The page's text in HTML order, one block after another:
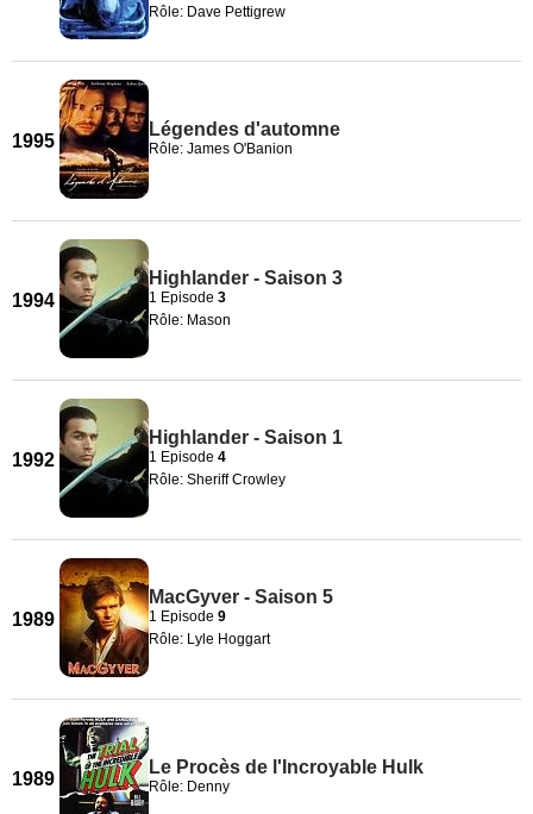
Rôle: Dave Pettigrew
1995
Légendes d'automne
Rôle: James O'Banion
1994
Highlander - Saison 3
1 Episode 3
Rôle: Mason
1992
Highlander - Saison 1
1 Episode 4
Rôle: Sheriff Crowley
1989
MacGyver - Saison 5
1 Episode 9
Rôle: Lyle Hoggart
1989
Le Procès de l'Incroyable Hulk
Rôle: Denny